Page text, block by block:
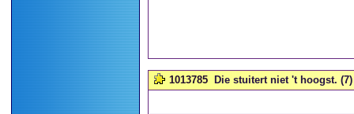
1013785 Die stuitert niet 't hoogst. (7)